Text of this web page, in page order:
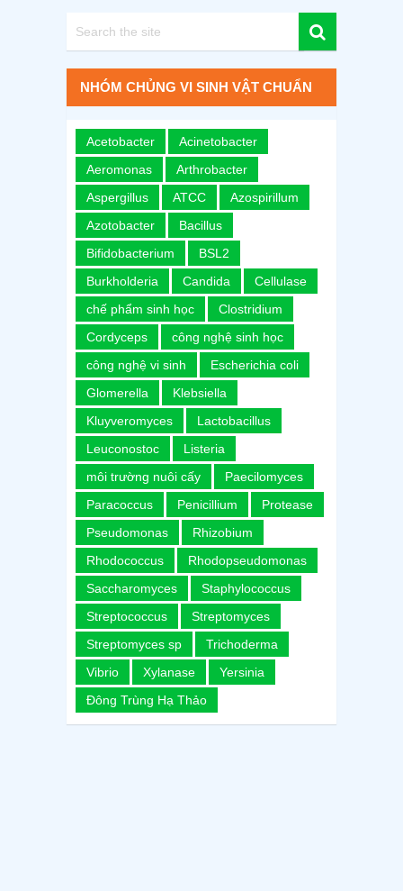
NHÓM CHỦNG VI SINH VẬT CHUẨN
Acetobacter
Acinetobacter
Aeromonas
Arthrobacter
Aspergillus
ATCC
Azospirillum
Azotobacter
Bacillus
Bifidobacterium
BSL2
Burkholderia
Candida
Cellulase
chế phẩm sinh học
Clostridium
Cordyceps
công nghệ sinh học
công nghệ vi sinh
Escherichia coli
Glomerella
Klebsiella
Kluyveromyces
Lactobacillus
Leuconostoc
Listeria
môi trường nuôi cấy
Paecilomyces
Paracoccus
Penicillium
Protease
Pseudomonas
Rhizobium
Rhodococcus
Rhodopseudomonas
Saccharomyces
Staphylococcus
Streptococcus
Streptomyces
Streptomyces sp
Trichoderma
Vibrio
Xylanase
Yersinia
Đông Trùng Hạ Thảo